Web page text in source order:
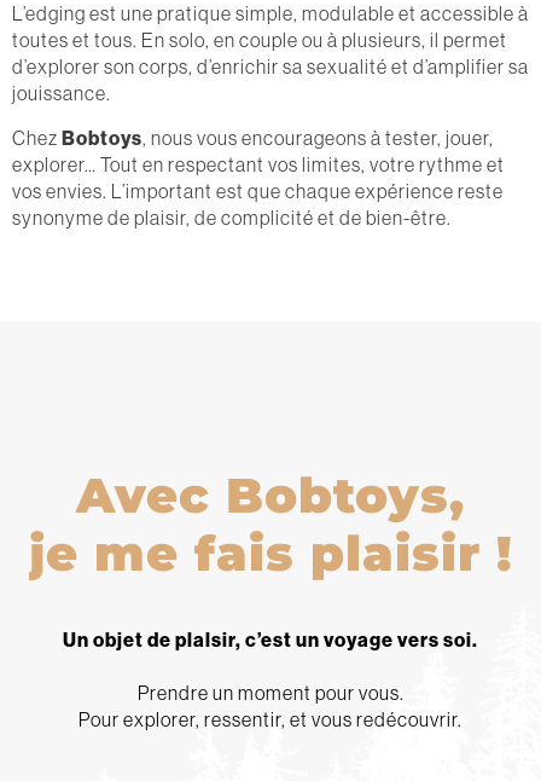
L’edging est une pratique simple, modulable et accessible à
toutes et tous. En solo, en couple ou à plusieurs, il permet
d’explorer son corps, d’enrichir sa sexualité et d’amplifier sa
jouissance.
Chez Bobtoys, nous vous encourageons à tester, jouer,
explorer… Tout en respectant vos limites, votre rythme et
vos envies. L’important est que chaque expérience reste
synonyme de plaisir, de complicité et de bien-être.
Avec Bobtoys,
je me fais plaisir !
Un objet de plalsir, c’est un voyage vers soi.
Prendre un moment pour vous.
Pour explorer, ressentir, et vous redécouvrir.